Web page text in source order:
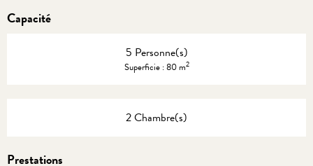
Capacité
5 Personne(s)
Superficie : 80 m2
2 Chambre(s)
Prestations